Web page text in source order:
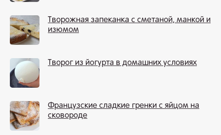
Творожная запеканка с сметаной, манкой и
изюмом
Творог из йогурта в домашних условиях
Французские сладкие гренки с яйцом на
сковороде